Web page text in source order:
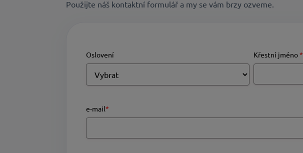
Použijte náš kontaktní formulář a my se vám brzy ozveme.
Oslovení Křestní jméno*
e-mail*